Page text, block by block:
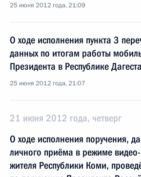
25 июня 2012 года, 21:09
О ходе исполнения пункта 3
данных по итогам работы
Президента в Республике
25 июня 2012 года, 21:07
21 июня 2012 года, четверг
О ходе исполнения поручения,
личного приёма в режиме
жителя Республики Коми,